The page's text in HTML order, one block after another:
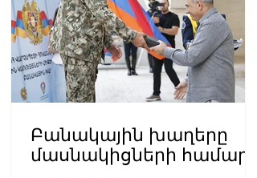
Բանակային խաղերը
մասնակիցների համար